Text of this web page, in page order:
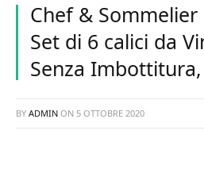
Chef & Sommelier
Set di 6 calici da
Senza
BY ADMIN ON 5 OTTOBRE 2020